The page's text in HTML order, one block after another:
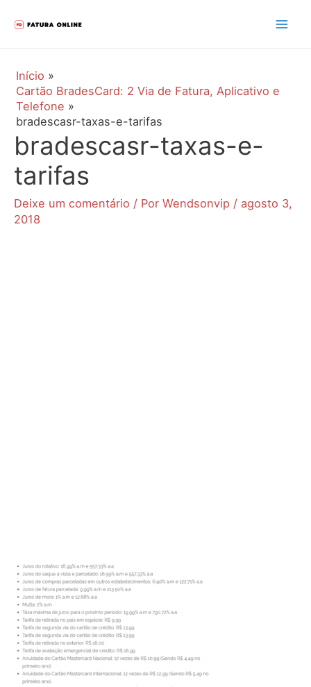
para
conteúdo
Início
Cartão BradesCard: 2 Via de Fatura, Aplicativo e
Telefone
bradescasr-taxas-e-tarifas
bradescasr-taxas-e-
tarifas
Deixe um comentário / Por Wendsonvip / agosto 3,
2018